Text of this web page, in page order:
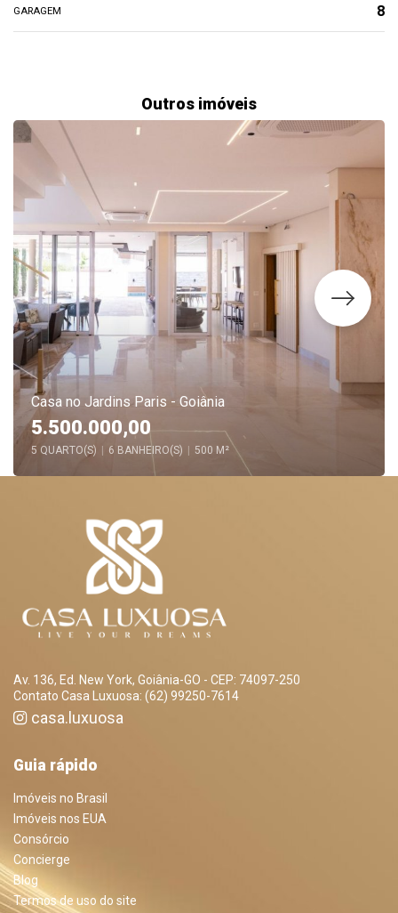
GARAGEM 8
Outros imóveis
Casa no Jardins Paris - Goiânia
5.500.000,00
5 QUARTO(S) 6 BANHEIRO(S) 500 M²
Av. 136, Ed. New York, Goiânia-GO - CEP: 74097-250
Contato Casa Luxuosa: (62) 99250-7614
casa.luxuosa
Guia rápido
Imóveis no Brasil
Imóveis nos EUA
Consórcio
Concierge
Blog
Termos de uso do site